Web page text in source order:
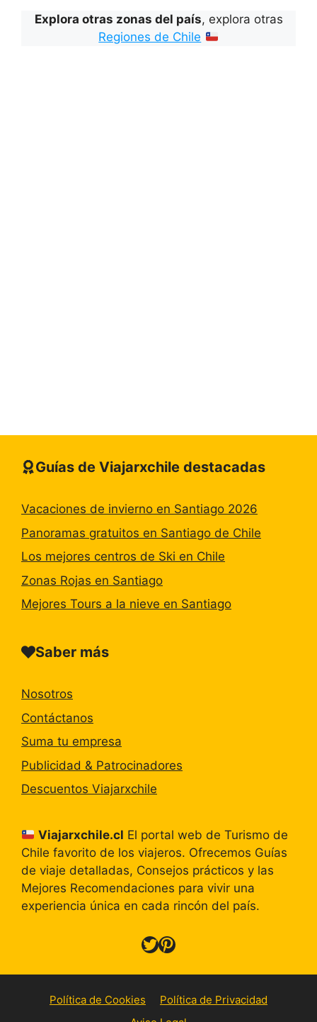
Explora otras zonas del país, explora otras
Regiones de Chile
Guías de Viajarxchile destacadas
Vacaciones de invierno en Santiago 2026
Panoramas gratuitos en Santiago de Chile
Los mejores centros de Ski en Chile
Zonas Rojas en Santiago
Mejores Tours a la nieve en Santiago
Saber más
Nosotros
Contáctanos
Suma tu empresa
Publicidad & Patrocinadores
Descuentos Viajarxchile
Viajarxchile.cl El portal web de Turismo de
Chile favorito de los viajeros. Ofrecemos Guías
de viaje detalladas, Consejos prácticos y las
Mejores Recomendaciones para vivir una
experiencia única en cada rincón del país.
Twitter
Pinterest
Política de Cookies
Política de Privacidad